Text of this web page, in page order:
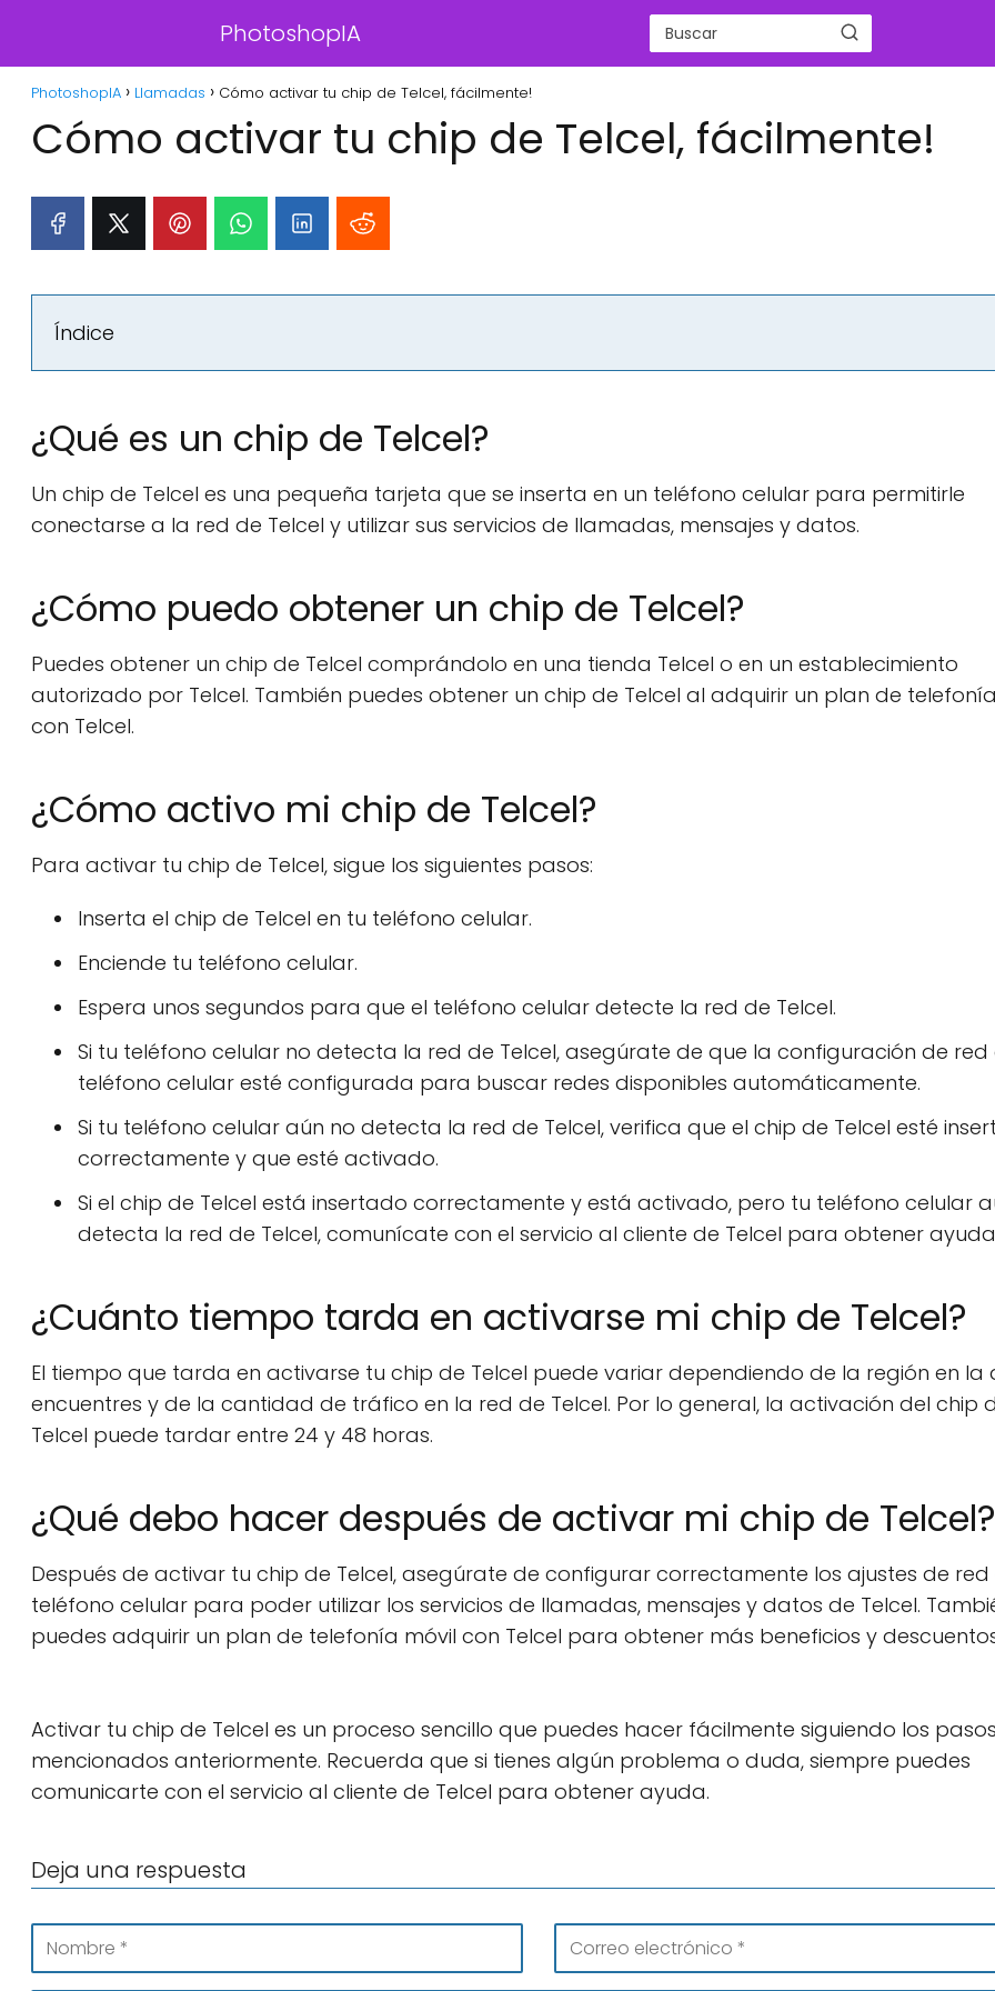
PhotoshopIA
PhotoshopIA Llamadas Cómo activar tu chip de Telcel, fácilmente!
Cómo activar tu chip de Telcel, fácilmente!
Índice
¿Qué es un chip de Telcel?
Un chip de Telcel es una pequeña tarjeta que se inserta en un teléfono celular para permitirle
conectarse a la red de Telcel y utilizar sus servicios de llamadas, mensajes y datos.
¿Cómo puedo obtener un chip de Telcel?
Puedes obtener un chip de Telcel comprándolo en una tienda Telcel o en un establecimiento
autorizado por Telcel. También puedes obtener un chip de Telcel al adquirir un plan de
con Telcel.
¿Cómo activo mi chip de Telcel?
Para activar tu chip de Telcel, sigue los siguientes pasos:
Inserta el chip de Telcel en tu teléfono celular.
Enciende tu teléfono celular.
Espera unos segundos para que el teléfono celular detecte la red de Telcel.
Si tu teléfono celular no detecta la red de Telcel, asegúrate de que la configuración de red
teléfono celular esté configurada para buscar redes disponibles automáticamente.
Si tu teléfono celular aún no detecta la red de Telcel, verifica que el chip de Telcel esté
correctamente y que esté activado.
Si el chip de Telcel está insertado correctamente y está activado, pero tu teléfono celular
detecta la red de Telcel, comunícate con el servicio al cliente de Telcel para obtener
¿Cuánto tiempo tarda en activarse mi chip de Telcel?
El tiempo que tarda en activarse tu chip de Telcel puede variar dependiendo de la región en la
encuentres y de la cantidad de tráfico en la red de Telcel. Por lo general, la activación del chip
Telcel puede tardar entre 24 y 48 horas.
¿Qué debo hacer después de activar mi chip de Telcel?
Después de activar tu chip de Telcel, asegúrate de configurar correctamente los ajustes de red
teléfono celular para poder utilizar los servicios de llamadas, mensajes y datos de Telcel.
puedes adquirir un plan de telefonía móvil con Telcel para obtener más beneficios y
Activar tu chip de Telcel es un proceso sencillo que puedes hacer fácilmente siguiendo los pasos
mencionados anteriormente. Recuerda que si tienes algún problema o duda, siempre puedes
comunicarte con el servicio al cliente de Telcel para obtener ayuda.
Deja una respuesta